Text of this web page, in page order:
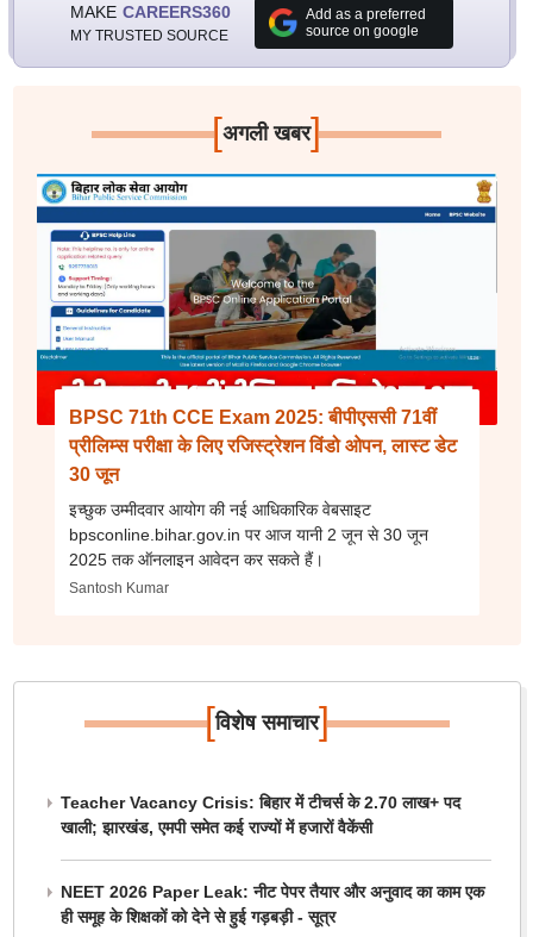
MAKE CAREERS360
MY TRUSTED SOURCE
Add as a preferred
source on google
[अगली खबर]
BPSC 71th CCE Exam 2025: बीपीएससी 71वीं
प्रीलिम्स परीक्षा के लिए रजिस्ट्रेशन विंडो ओपन, लास्ट डेट
30 जून
इच्छुक उम्मीदवार आयोग की नई आधिकारिक वेबसाइट
bpsconline.bihar.gov.in पर आज यानी 2 जून से 30 जून
2025 तक ऑनलाइन आवेदन कर सकते हैं।
Santosh Kumar
[विशेष समाचार]
Teacher Vacancy Crisis: बिहार में टीचर्स के 2.70 लाख+ पद
खाली; झारखंड, एमपी समेत कई राज्यों में हजारों वैकेंसी
NEET 2026 Paper Leak: नीट पेपर तैयार और अनुवाद का काम एक
ही समूह के शिक्षकों को देने से हुई गड़बड़ी - सूत्र